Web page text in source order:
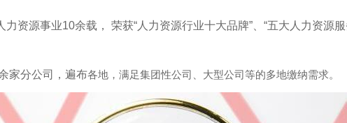
力资源事业10余载， 荣获“人力资源行业十大品牌”、“五大人力资源
家分公司，遍布各地，满足集团性公司、大型公司等的多地缴纳需求。